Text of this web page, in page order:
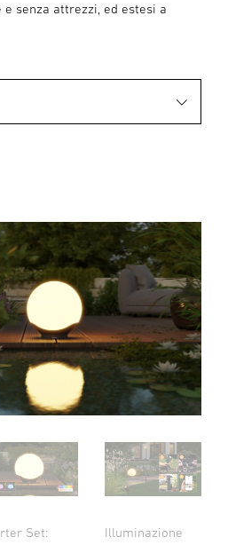
senza attrezzi, ed estesi a
Set:
Illuminazione